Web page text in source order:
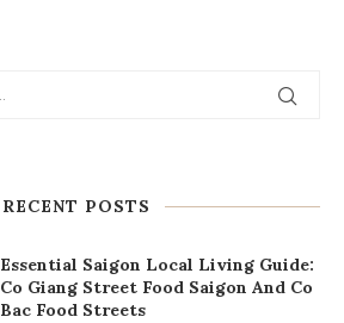
RECENT POSTS
Essential Saigon Local Living Guide:
Co Giang Street Food Saigon And Co
Bac Food Streets